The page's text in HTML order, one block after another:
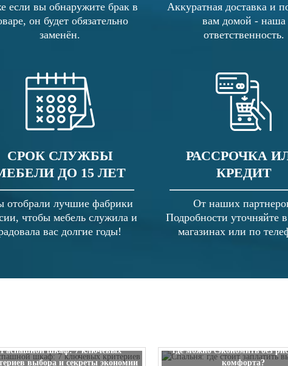
если вы обнаружите брак в
он будет обязательно
заменён.
Аккуратная доставка и
вам домой - наша
ответственность.
СРОК СЛУЖБЫ
ДО 15 ЛЕТ
лучшие фабрики
чтобы мебель служила и
вас долгие годы!
РАССРОЧКА
КРЕДИТ
От наших
Подробности уточняйте
магазинах или по
Распашной шкаф: 7 ключевых
выбора и секреты экономии
где можно сэкономить без
комфорта?